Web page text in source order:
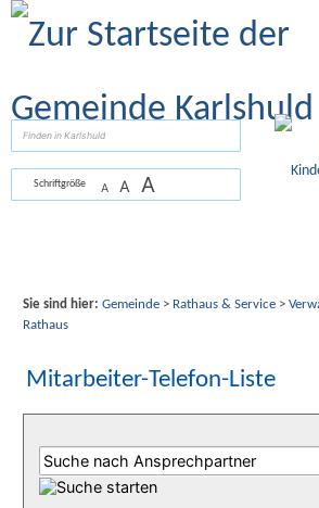
Zum Inhalt
Schriftgröße A A A
Sie sind hier: Gemeinde> Rathaus & Service>
Rathaus
Mitarbeiter-Telefon-Liste